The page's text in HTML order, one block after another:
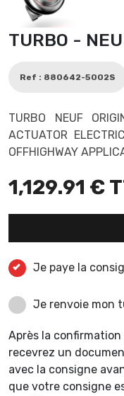
TURBO -
Ref : 880642-5002S
TURBO NEUF
ACTUATOR
OFFHIGHWAY
1,129.91 €
Je paye la
Je renvoie mon
Après la
recevrez un
avec la consigne
que votre consigne